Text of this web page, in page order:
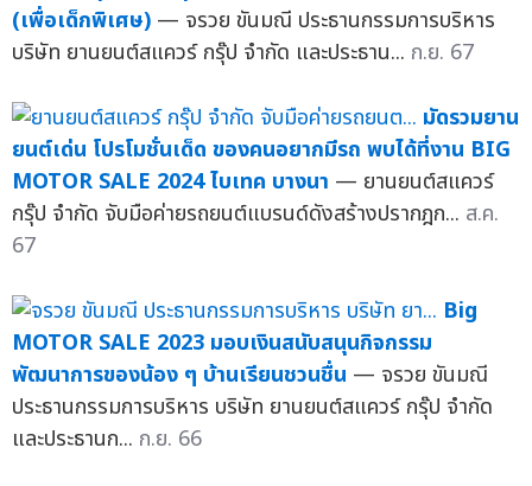
(เพื่อเด็กพิเศษ) — จรวย ขันมณี ประธานกรรมการบริหาร
บริษัท ยานยนต์สแควร์ กรุ๊ป จำกัด และประธาน... ก.ย. 67
มัดรวมยาน
ยนต์เด่น โปรโมชั่นเด็ด ของคนอยากมีรถ พบได้ที่งาน BIG
MOTOR SALE 2024 ไบเทค บางนา — ยานยนต์สแควร์
กรุ๊ป จำกัด จับมือค่ายรถยนต์แบรนด์ดังสร้างปรากฎก... ส.ค.
67
Big
MOTOR SALE 2023 มอบเงินสนับสนุนกิจกรรม
พัฒนาการของน้อง ๆ บ้านเรียนชวนชื่น — จรวย ขันมณี
ประธานกรรมการบริหาร บริษัท ยานยนต์สแควร์ กรุ๊ป จำกัด
และประธานก... ก.ย. 66